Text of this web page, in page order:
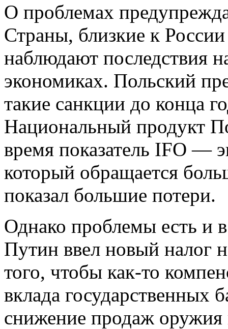
О проблемах
Страны, близкие к
наблюдают последствия
экономиках. Польский
такие санкции до конца
Национальный продукт
время показатель IFO —
который обращается
показал большие потери.
Однако проблемы есть и
Путин ввел новый налог
того, чтобы как-то
вклада государственных
снижение продаж оружия